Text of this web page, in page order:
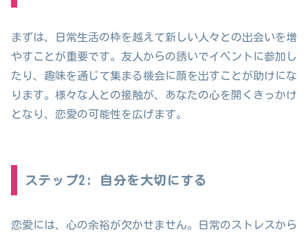
まずは、日常生活の枠を越えて新しい人々との出会いを増
やすことが重要です。友人からの誘いでイベントに参加し
たり、趣味を通じて集まる機会に顔を出すことが助けにな
ります。様々な人との接触が、あなたの心を開くきっかけ
となり、恋愛の可能性を広げます。
ステップ2: 自分を大切にする
恋愛には、心の余裕が欠かせません。日常のストレスから